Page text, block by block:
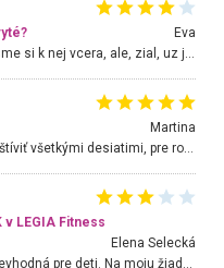
Eva
Hojdacka v Krpelanoch uz nie je, vysli sme si k nej vcera, ale, zial, uz je znicena. Ak sem planujete cestu len kvoli hojdacke, mozete si ju usetrit. Krasny vyhlad je tu vsak aj bez hojdacky :-)
Martina
Nádherné miesto ktoré odporúčam navštíviť všetkými desiatimi, pre rodiny s deťmi, dôchodcom... Proste a jednoducho ozaj rozprávkový les.. určite ešte prídeme. Odniesli sme si na pamiatku krásne tričká,
LEGIA Fitness
Elena Selecká